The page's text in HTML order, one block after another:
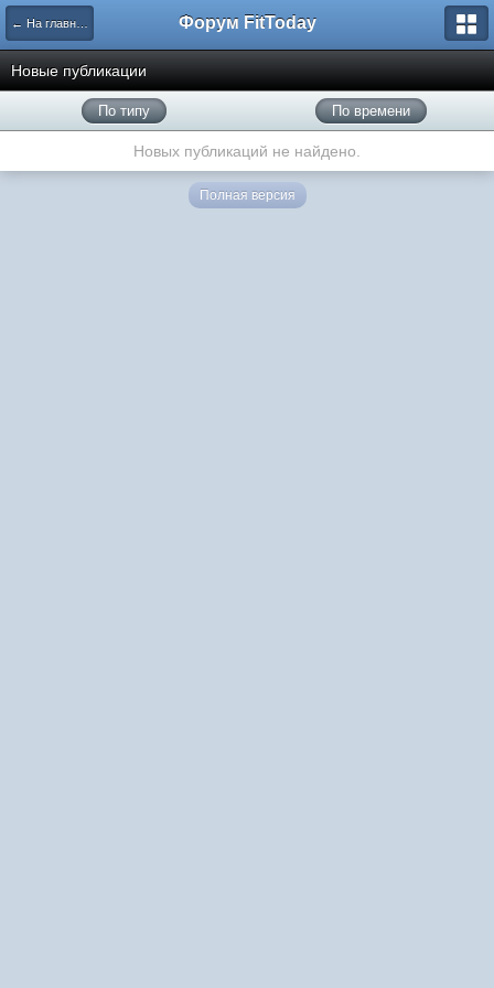
← На главную Форум FitToday
Новые публикации
По типу По времени
Новых публикаций не найдено.
Полная версия